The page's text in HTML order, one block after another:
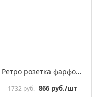
Ретро розетка фарфоровая с заземляющим контактом, серия «МезонинЪ», разборная конструкция
1732 руб. 866 руб./шт